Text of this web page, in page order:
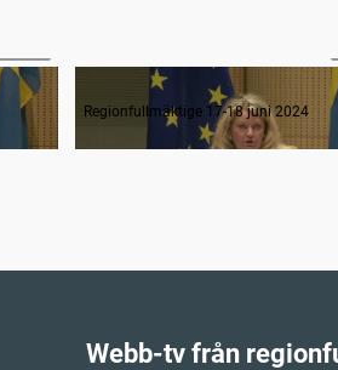
3. Gruppledardebatt - övergripande 3. Regional utveckling -
Regionfullmäktige 17-18 juni 2024
Webb-tv från